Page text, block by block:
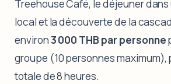
Treehouse Café, le déjeuner
local et la découverte de la
environ3 000 THB par personne
groupe (10 personnes maximum),
totale de 8 heures.